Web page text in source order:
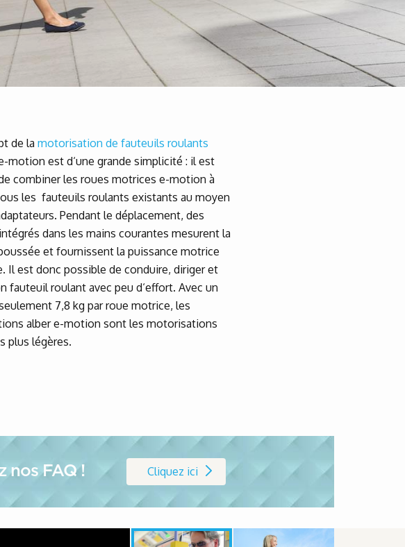
de la motorisation de fauteuils roulants
motion est d‘une grande simplicité : il est
combiner les roues motrices e-motion à
les fauteuils roulants existants au moyen
Pendant le déplacement, des
dans les mains courantes mesurent la
et fournissent la puissance motrice
Il est donc possible de conduire, diriger et
fauteuil roulant avec peu d‘effort. Avec un
7,8 kg par roue motrice, les
alber e-motion sont les motorisations
plus légères.
nos FAQ ! Cliquez ici